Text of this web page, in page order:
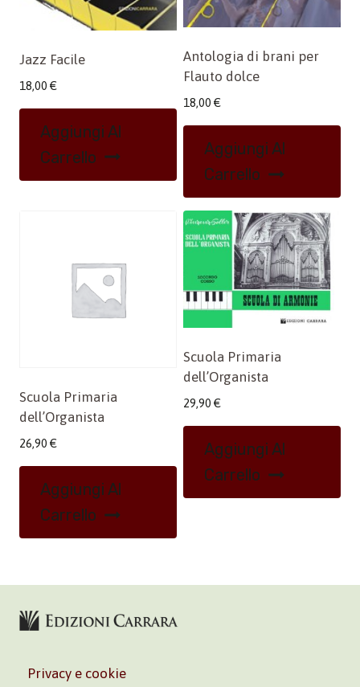
Jazz Facile
18,00 €
Aggiungi Al
Carrello
Antologia di brani per
Flauto dolce
18,00 €
Aggiungi Al
Carrello
Scuola Primaria
dell’Organista
26,90 €
Aggiungi Al
Carrello
Scuola Primaria
dell’Organista
29,90 €
Aggiungi Al
Carrello
Privacy e cookie